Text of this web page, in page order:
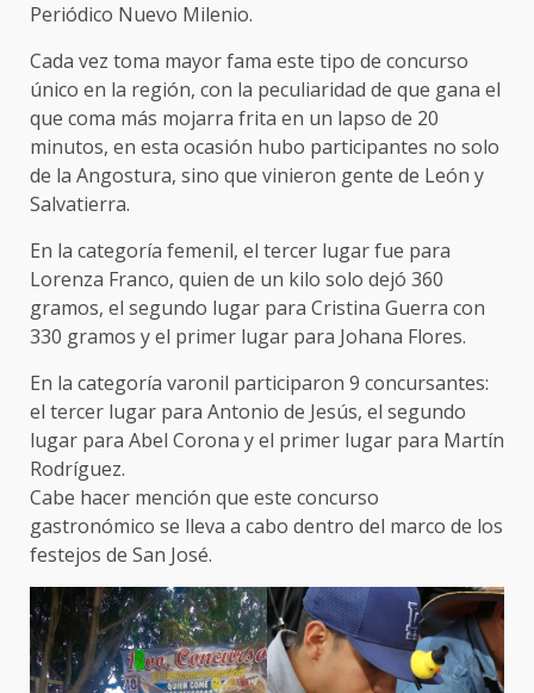
Periódico Nuevo Milenio.
Cada vez toma mayor fama este tipo de concurso
único en la región, con la peculiaridad de que gana el
que coma más mojarra frita en un lapso de 20
minutos, en esta ocasión hubo participantes no solo
de la Angostura, sino que vinieron gente de León y
Salvatierra.
En la categoría femenil, el tercer lugar fue para
Lorenza Franco, quien de un kilo solo dejó 360
gramos, el segundo lugar para Cristina Guerra con
330 gramos y el primer lugar para Johana Flores.
En la categoría varonil participaron 9 concursantes:
el tercer lugar para Antonio de Jesús, el segundo
lugar para Abel Corona y el primer lugar para Martín
Rodríguez.
Cabe hacer mención que este concurso
gastronómico se lleva a cabo dentro del marco de los
festejos de San José.